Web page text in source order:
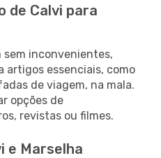
de Calvi para
sem inconvenientes,
artigos essenciais, como
de viagem, na mala.
opções de
revistas ou filmes.
e Marselha